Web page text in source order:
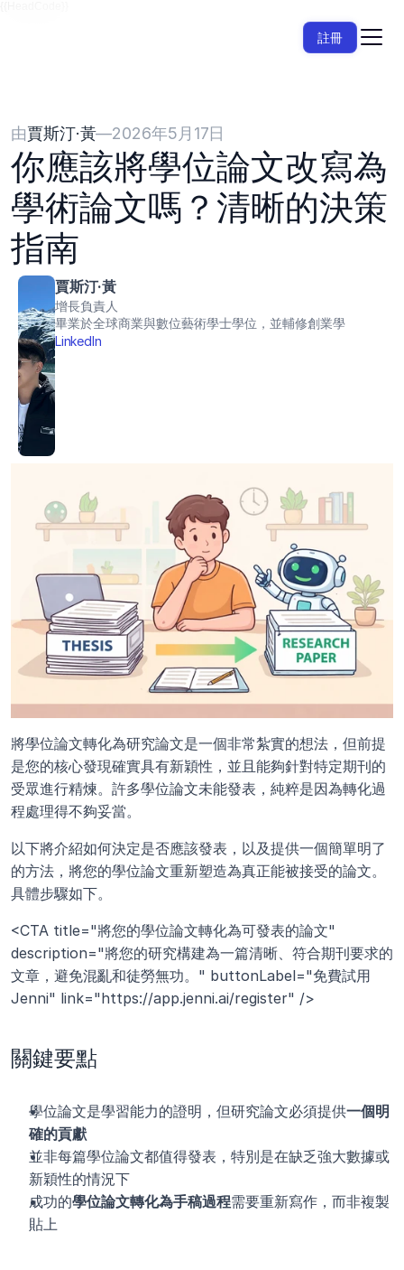
註冊
由賈斯汀·黃—2026年5月17日
你應該將學位論文改寫為
學術論文嗎？清晰的決策
指南
賈斯汀·黃
增長負責人
畢業於全球商業與數位藝術學士學位，並輔修創業學
LinkedIn
將學位論文轉化為研究論文是一個非常紮實的想法，但前提
是您的核心發現確實具有新穎性，並且能夠針對特定期刊的
受眾進行精煉。許多學位論文未能發表，純粹是因為轉化過
程處理得不夠妥當。
以下將介紹如何決定是否應該發表，以及提供一個簡單明了
的方法，將您的學位論文重新塑造為真正能被接受的論文。
具體步驟如下。
<CTA title="將您的學位論文轉化為可發表的論文"
description="將您的研究構建為一篇清晰、符合期刊要求的
文章，避免混亂和徒勞無功。" buttonLabel="免費試用
Jenni" link="https://app.jenni.ai/register" />
關鍵要點
學位論文是學習能力的證明，但研究論文必須提供一個明
確的貢獻
並非每篇學位論文都值得發表，特別是在缺乏強大數據或
新穎性的情況下
成功的學位論文轉化為手稿過程需要重新寫作，而非複製
貼上